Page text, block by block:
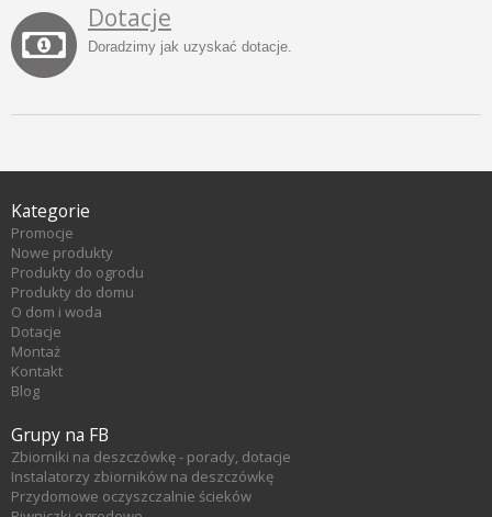
Dotacje
Doradzimy jak uzyskać dotacje.
Kategorie
Promocje
Nowe produkty
Produkty do ogrodu
Produkty do domu
O dom i woda
Dotacje
Montaż
Kontakt
Blog
Grupy na FB
Zbiorniki na deszczówkę - porady, dotacje
Instalatorzy zbiorników na deszczówkę
Przydomowe oczyszczalnie ścieków